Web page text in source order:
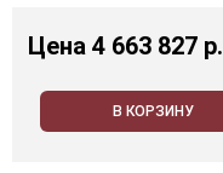
Цена 4 663 827 p.
В КОРЗИНУ